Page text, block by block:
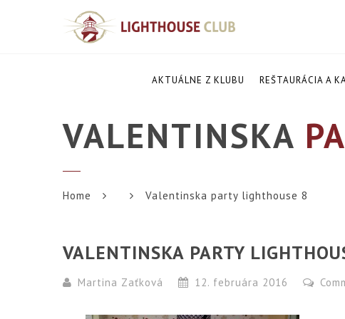
AKTUÁLNE Z KLUBU REŠTAURÁCIA A
VALENTINSKA
Home Valentinska party lighthouse 8
VALENTINSKA PARTY
Martina Zaťková 12. februára 2016